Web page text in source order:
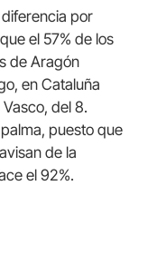
por
el 57% de los
de Aragón
en Cataluña
del 8.
puesto que
de la
el 92%.